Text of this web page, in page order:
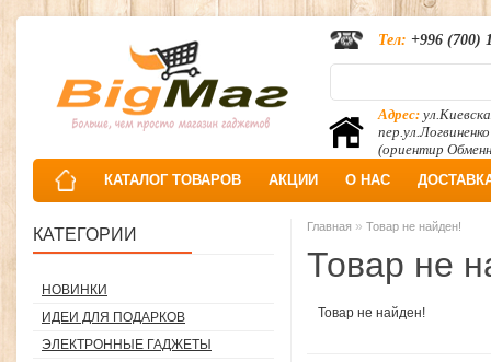
Адрес:
пер.ул.Логвиненко
(ориентир
Тел: +996 (700)
КАТАЛОГ ТОВАРОВ АКЦИИ О НАС
КАТЕГОРИИ
НОВИНКИ
ИДЕИ ДЛЯ ПОДАРКОВ
ЭЛЕКТРОННЫЕ ГАДЖЕТЫ
Главная » Товар не найден!
Товар не
Товар не найден!